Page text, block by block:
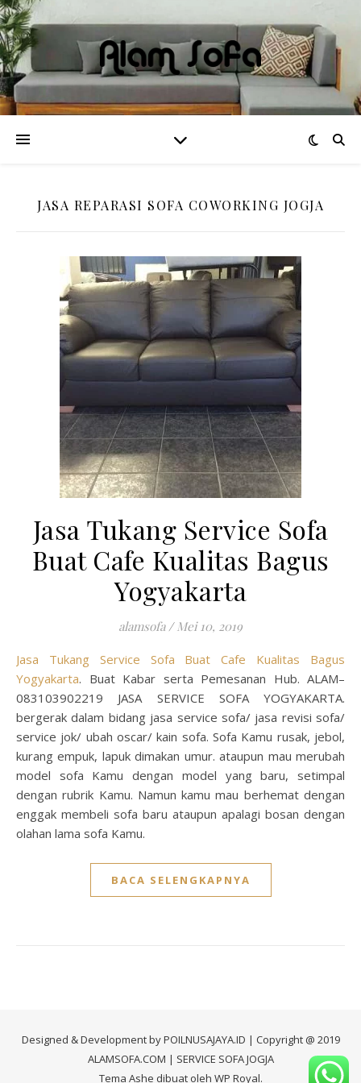
JASA REPARASI SOFA COWORKING JOGJA
Jasa Tukang Service Sofa
Buat Cafe Kualitas Bagus
Yogyakarta
alamsofa / Mei 10, 2019
Jasa Tukang Service Sofa Buat Cafe Kualitas Bagus
Yogyakarta. Buat Kabar serta Pemesanan Hub. ALAM–
083103902219 JASA SERVICE SOFA YOGYAKARTA.
bergerak dalam bidang jasa service sofa/ jasa revisi sofa/
service jok/ ubah oscar/ kain sofa. Sofa Kamu rusak, jebol,
kurang empuk, lapuk dimakan umur. ataupun mau merubah
model sofa Kamu dengan model yang baru, setimpal
dengan rubrik Kamu. Namun kamu mau berhemat dengan
enggak membeli sofa baru ataupun apalagi bosan dengan
olahan lama sofa Kamu.
BACA SELENGKAPNYA
Designed & Development byPOILNUSAJAYA.ID | Copyright @ 2019
ALAMSOFA.COM | SERVICE SOFA JOGJA
Tema Ashe dibuat oleh WP Royal.